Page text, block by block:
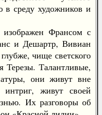
в среду художников и
Франсом с
и Дешартр, Вивиан
чище светского
Терезы. Талантливые,
они живут вне
интриг, живут своей
Их разговоры об